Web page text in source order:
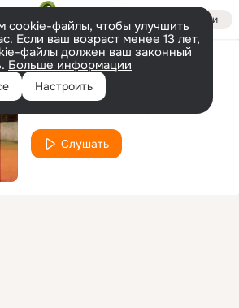
Войти
cookie-файлы, чтобы улучшить
Если ваш возраст менее 13 лет,
файлы должен ваш законный
Больше информации
Настроить
Rainha
Слушать